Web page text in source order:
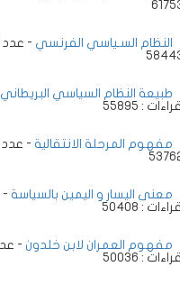
النظام السـياسي الفرنسي - عدد
طبيعة النظام السياسي البريطاني
: 55895
مفهوم المرحلة الانتقالية - عدد
معنى اليسار و اليمين بالسياسة -
: 50408
مفهوم العمران لابن خلدون -
: 50036